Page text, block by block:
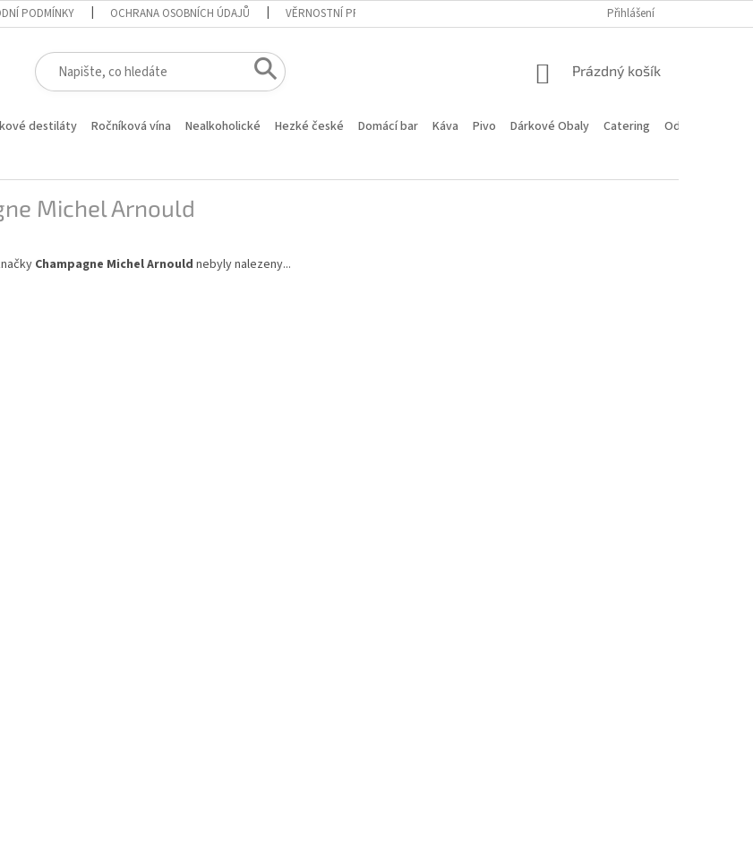
PODMÍNKY OCHRANA OSOBNÍCH ÚDAJŮ VĚRNOSTNÍ PROGRAM HODNOCENÍ OBCHODU
Přihlášení
NÁKUPNÍ
Prázdný košík
destiláty Ročníková vína Nealkoholické Hezké české Domácí bar Káva Pivo Dárkové Obaly Catering
Odstoupení od
Michel Arnould
Champagne Michel Arnould nebyly nalezeny...